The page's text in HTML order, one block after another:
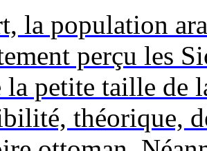
la population
perçu les
la petite taille de
théorique,